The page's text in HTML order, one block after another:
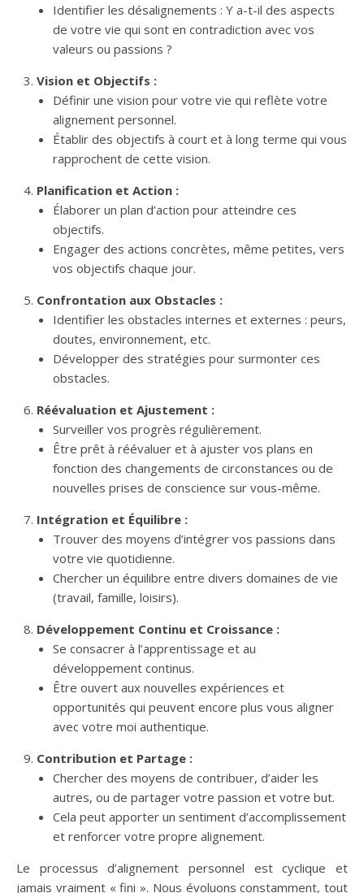
Identifier les désalignements : Y a-t-il des aspects
de votre vie qui sont en contradiction avec vos
valeurs ou passions ?
Vision et Objectifs :
Définir une vision pour votre vie qui reflète votre
alignement personnel.
Établir des objectifs à court et à long terme qui vous
rapprochent de cette vision.
Planification et Action :
Élaborer un plan d’action pour atteindre ces
objectifs.
Engager des actions concrètes, même petites, vers
vos objectifs chaque jour.
Confrontation aux Obstacles :
Identifier les obstacles internes et externes : peurs,
doutes, environnement, etc.
Développer des stratégies pour surmonter ces
obstacles.
Réévaluation et Ajustement :
Surveiller vos progrès régulièrement.
Être prêt à réévaluer et à ajuster vos plans en
fonction des changements de circonstances ou de
nouvelles prises de conscience sur vous-même.
Intégration et Équilibre :
Trouver des moyens d’intégrer vos passions dans
votre vie quotidienne.
Chercher un équilibre entre divers domaines de vie
(travail, famille, loisirs).
Développement Continu et Croissance :
Se consacrer à l’apprentissage et au
développement continus.
Être ouvert aux nouvelles expériences et
opportunités qui peuvent encore plus vous aligner
avec votre moi authentique.
Contribution et Partage :
Chercher des moyens de contribuer, d’aider les
autres, ou de partager votre passion et votre but.
Cela peut apporter un sentiment d’accomplissement
et renforcer votre propre alignement.
Le processus d’alignement personnel est cyclique et
jamais vraiment « fini ». Nous évoluons constamment, tout